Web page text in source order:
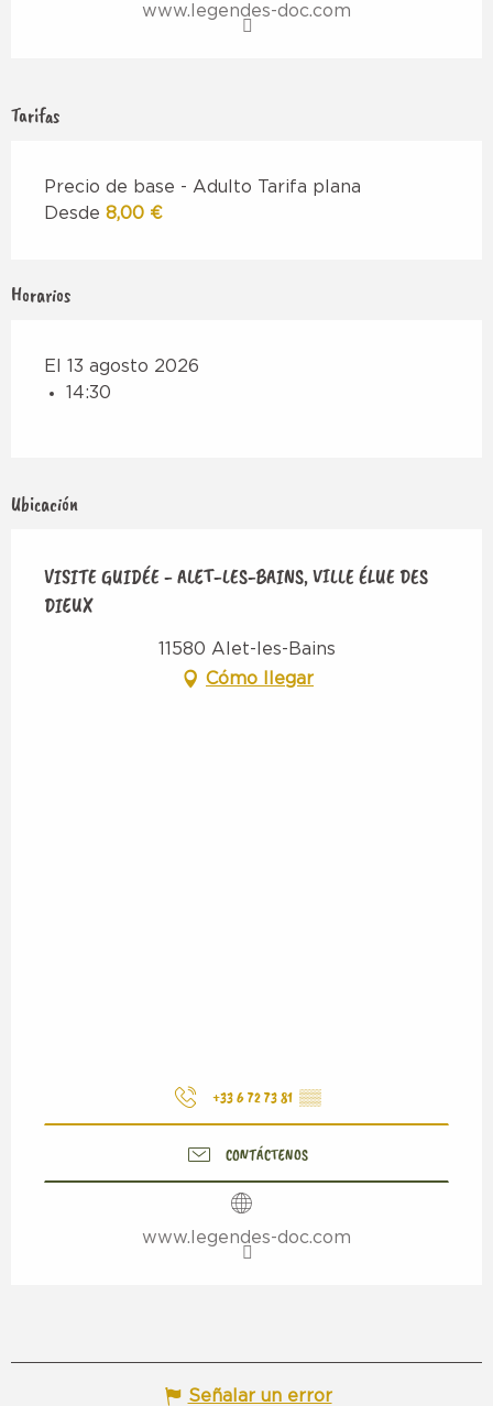
www.legendes-doc.com
Tarifas
Precio de base - Adulto Tarifa plana
Desde 8,00 €
Horarios
El 13 agosto 2026
14:30
Ubicación
VISITE GUIDÉE - ALET-LES-BAINS, VILLE ÉLUE DES
DIEUX
11580 Alet-les-Bains
Cómo llegar
+33 6 72 73 81 ▒▒
CONTÁCTENOS
www.legendes-doc.com
Señalar un error